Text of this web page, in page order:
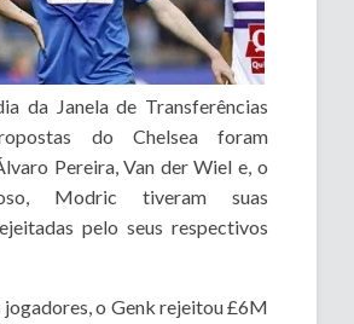
da Janela de Transferências
do Chelsea foram
Pereira, Van der Wiel e, o
Modric tiveram suas
pelo seus respectivos
jogadores, o Genk rejeitou £6M